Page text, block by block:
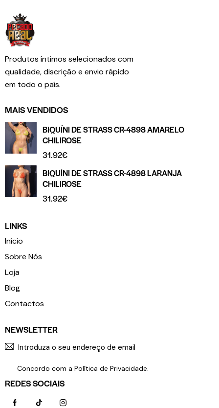
Produtos íntimos selecionados com
qualidade, discrição e envio rápido
em todo o país.
MAIS VENDIDOS
BIQUÍNI DE STRASS CR-4898 AMARELO
CHILIROSE
31.92€
BIQUÍNI DE STRASS CR-4898 LARANJA
CHILIROSE
31.92€
LINKS
Início
Sobre Nós
Loja
Blog
Contactos
NEWSLETTER
Concordo com a Política de Privacidade.
REDES SOCIAIS